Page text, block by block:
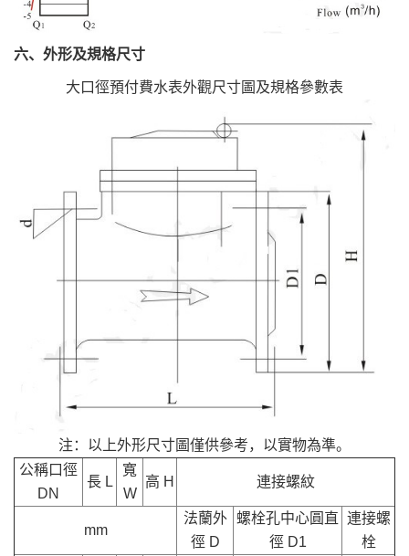
六、外形及規格尺寸
大口徑預付費水表外觀尺寸圖及規格參數表
注：以上外形尺寸圖僅供參考，以實物為準。
公稱口徑
DN
長 L
寬
W
高 H 連接螺紋
mm
法蘭外
徑 D
螺栓孔中心圓直
徑 D1
連接螺
栓